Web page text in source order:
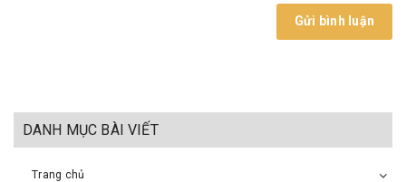
Gửi bình luận
DANH MỤC BÀI VIẾT
Trang chủ